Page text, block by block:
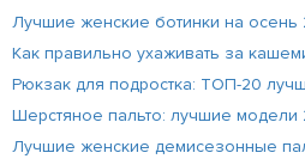
Лучшие женские ботинки на осень
Как правильно ухаживать за
Рюкзак для подростка: ТОП-20
Шерстяное пальто: лучшие модели
Лучшие женские демисезонные